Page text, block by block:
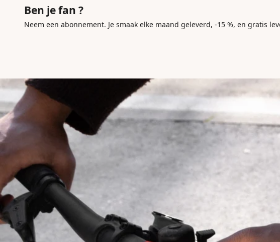
Ben je fan ?
Neem een abonnement. Je smaak elke maand geleverd, -15 %, en gratis